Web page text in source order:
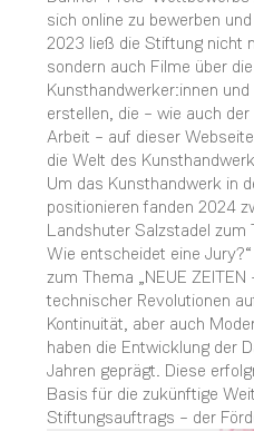
sich online zu bewerben
2023 ließ die Stiftung nicht
sondern auch Filme über
Kunsthandwerker:innen
erstellen, die – wie auch
Arbeit – auf dieser
die Welt des
Um das Kunsthandwerk in
positionieren fanden 2024
Landshuter Salzstadel zum
Wie entscheidet eine
zum Thema „NEUE
technischer Revolutionen
Kontinuität, aber auch
haben die Entwicklung der
Jahren geprägt. Diese
Basis für die zukünftige
Stiftungsauftrags – der